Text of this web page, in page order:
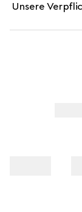
Unsere